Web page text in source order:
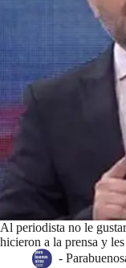
Al periodista no le
hicieron a la prensa y
-